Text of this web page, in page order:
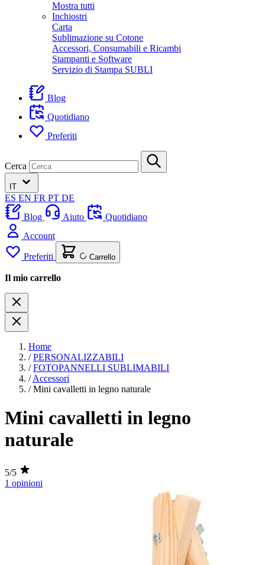
Mostra tutti
Inchiostri
Carta
Sublimazione su Cotone
Accessori, Consumabili e Ricambi
Stampanti e Software
Servizio di Stampa SUBLI
Blog
Quotidiano
Preferiti
Cerca
IT
ES EN FR PT DE
Blog
Aiuto
Quotidiano
Account
Preferiti Carrello
Il mio carrello
Home
/ PERSONALIZZABILI
/ FOTOPANNELLI SUBLIMABILI
/ Accessori
/ Mini cavalletti in legno naturale
Mini cavalletti in legno
naturale
5/5
1 opinioni